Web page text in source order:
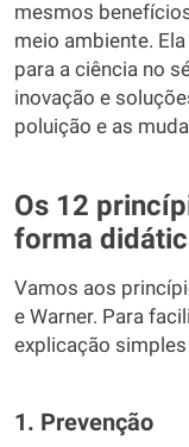
mesmos
meio ambiente.
para a ciência no
inovação e
poluição e as
Os 12
forma
Vamos aos
e Warner. Para
explicação
1. Prevenção